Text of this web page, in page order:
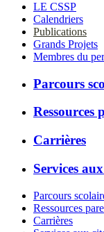
LE CSSP
Calendriers
Publications
Grands Projets
Membres du
Parcours
Ressources
Carrières
Services
Parcours
Ressources
Carrières